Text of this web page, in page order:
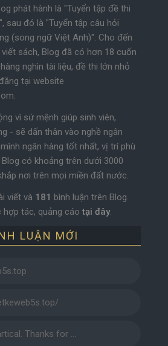
phát hành là "Tuyển tập đề thi
sau đó là "Tuyển tập câu hỏi
(song ngữ Việt Anh)". Cho đến
sách, Blog đã có hơn 18 cuốn
nghìn tài liệu, đề thi lớn nhỏ
tại website
vì sứ mệnh giúp sinh viên,
- sẽ dấn thân vào nghề ngân
ngân hàng tốt nhất, vị trí phù
có khoảng trên dưới 3000
nơi trên mọi miền đất nước.
viết và 181 bình luận trên Blog.
hợp tác, quảng cáotại đây.
LUẬN MỚI
Thanks for …